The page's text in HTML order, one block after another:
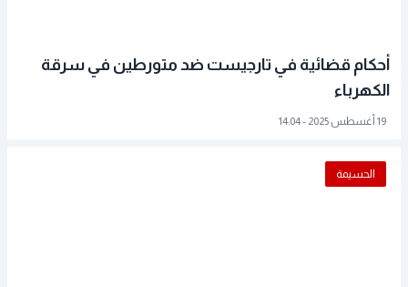
أحكام قضائية في تارجيست ضد متورطين في سرقة
الكهرباء
19 أغسطس 2025 - 14:04
الحسيمة